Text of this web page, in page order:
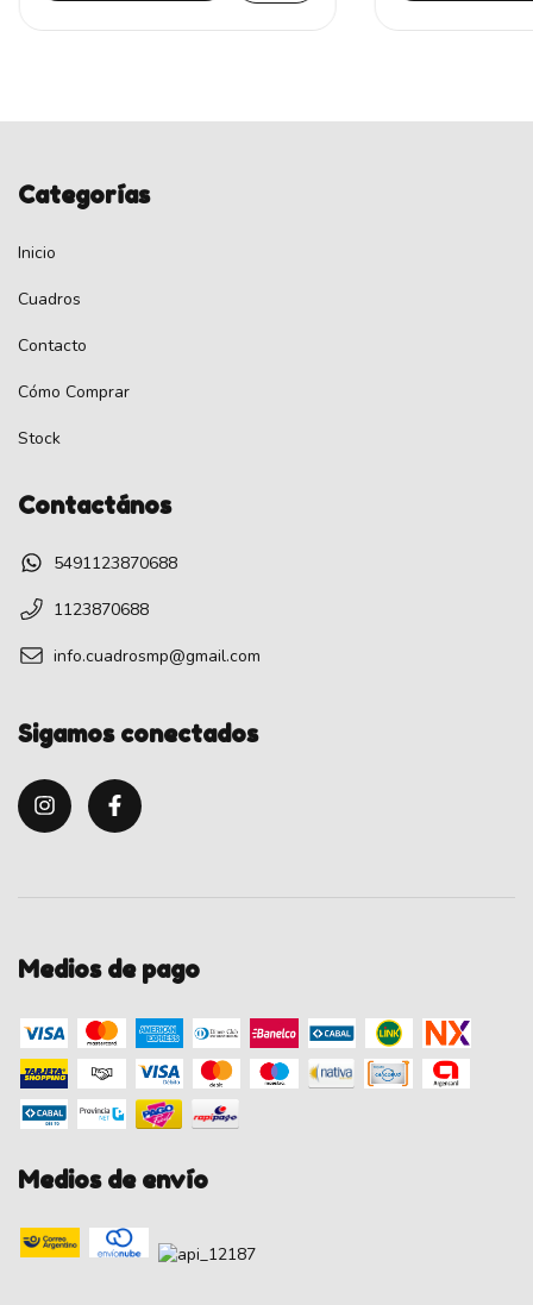
Categorías
Inicio
Cuadros
Contacto
Cómo Comprar
Stock
Contactános
5491123870688
1123870688
info.cuadrosmp@gmail.com
Sigamos conectados
Medios de pago
Medios de envío